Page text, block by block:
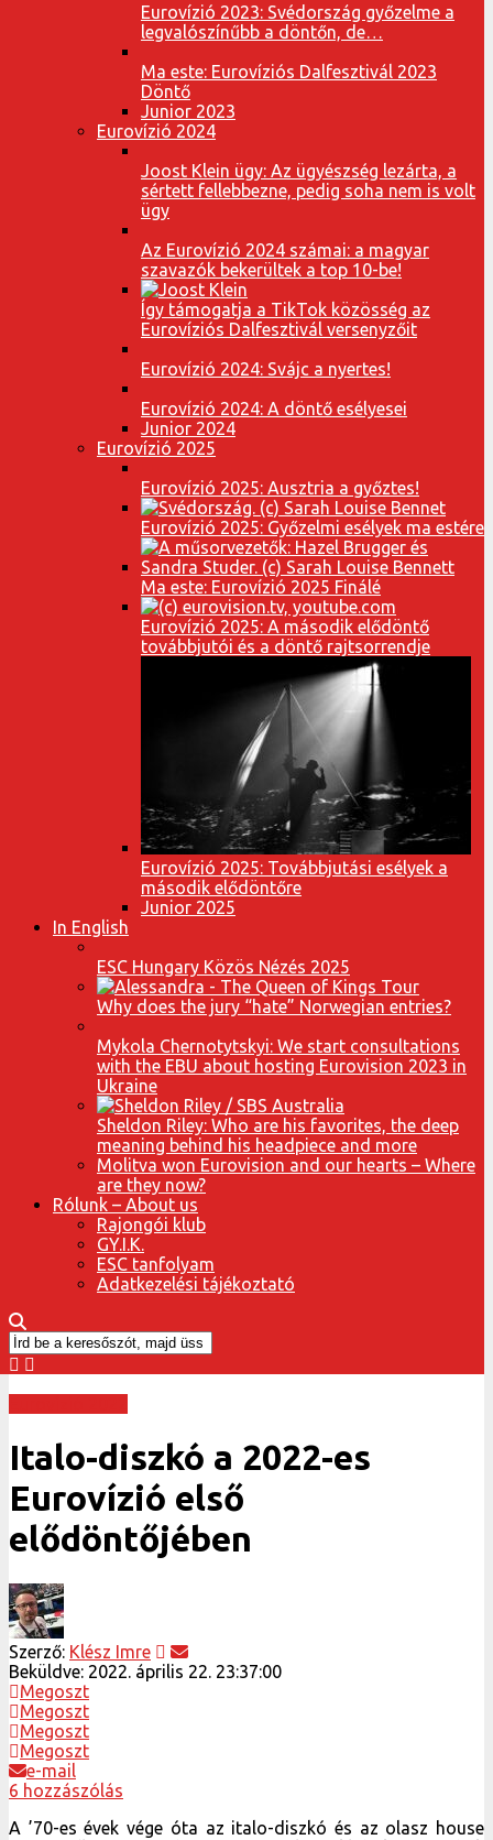
Eurovízió 2023: Svédország győzelme a
legvalószínűbb a döntőn, de…
Ma este: Eurovíziós Dalfesztivál 2023
Döntő
Junior 2023
Eurovízió 2024
Joost Klein ügy: Az ügyészség lezárta, a
sértett fellebbezne, pedig soha nem is volt
ügy
Az Eurovízió 2024 számai: a magyar
szavazók bekerültek a top 10-be!
Így támogatja a TikTok közösség az
Eurovíziós Dalfesztivál versenyzőit
Eurovízió 2024: Svájc a nyertes!
Eurovízió 2024: A döntő esélyesei
Junior 2024
Eurovízió 2025
Eurovízió 2025: Ausztria a győztes!
Eurovízió 2025: Győzelmi esélyek ma estére
Ma este: Eurovízió 2025 Finálé
Eurovízió 2025: A második elődöntő
továbbjutói és a döntő rajtsorrendje
Eurovízió 2025: Továbbjutási esélyek a
második elődöntőre
Junior 2025
In English
ESC Hungary Közös Nézés 2025
Why does the jury “hate” Norwegian entries?
Mykola Chernotytskyi: We start consultations
with the EBU about hosting Eurovision 2023 in
Ukraine
Sheldon Riley: Who are his favorites, the deep
meaning behind his headpiece and more
Molitva won Eurovision and our hearts – Where
are they now?
Rólunk – About us
Rajongói klub
GY.I.K.
ESC tanfolyam
Adatkezelési tájékoztató
Italo-diszkó a 2022-es
Eurovízió első
elődöntőjében
Szerző: Klész Imre
Beküldve: 2022. április 22. 23:37:00
Megoszt
Megoszt
Megoszt
Megoszt
e-mail
6 hozzászólás
A ’70-es évek vége óta az italo-diszkó és az olasz house